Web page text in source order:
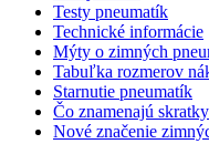
Testy pneumatík
Technické informácie
Mýty o zimných
Tabuľka rozmerov
Starnutie pneumatík
Čo znamenajú
Nové značenie